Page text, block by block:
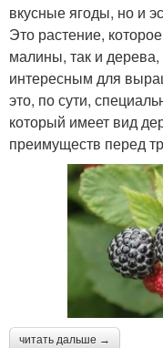
вкусные ягоды, но и
Это растение,
малины, так и дерева,
интересным для
это, по сути,
который имеет вид
преимуществ перед
читать дальше →